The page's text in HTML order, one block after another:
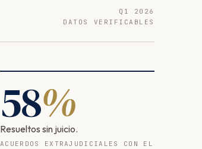
Q1 2026
DATOS VERIFICABLES
58%
Resueltos sin juicio.
ACUERDOS EXTRAJUDICIALES CON EL